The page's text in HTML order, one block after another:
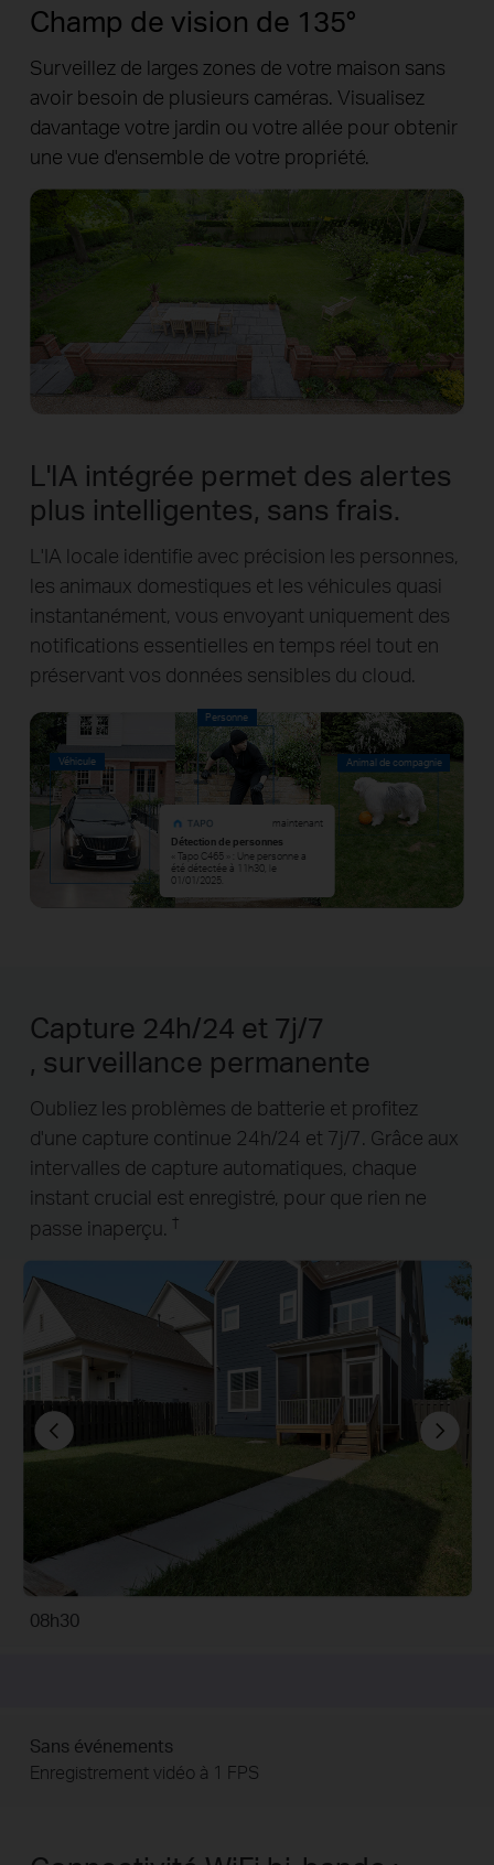
Champ de vision de 135°
Surveillez de larges zones de votre maison sans
avoir besoin de plusieurs caméras. Visualisez
davantage votre jardin ou votre allée pour obtenir
une vue d'ensemble de votre propriété.
L'IA intégrée permet des alertes
plus intelligentes, sans frais.
L'IA locale identifie avec précision les personnes,
les animaux domestiques et les véhicules quasi
instantanément, vous envoyant uniquement des
notifications essentielles en temps réel tout en
préservant vos données sensibles du cloud.
maintenant
Détection de personnes
« Tapo C465 » : Une personne a
été détectée à 11h30, le
01/01/2025.
Véhicule
Personne
Animal de compagnie
Capture 24h/24 et 7j/7
, surveillance permanente
Oubliez les problèmes de batterie et profitez
d'une capture continue 24h/24 et 7j/7. Grâce aux
intervalles de capture automatiques, chaque
instant crucial est enregistré, pour que rien ne
passe inaperçu. †
16h21
Un événement a été détecté.
L'enregistrement vidéo passe à 15 FPS